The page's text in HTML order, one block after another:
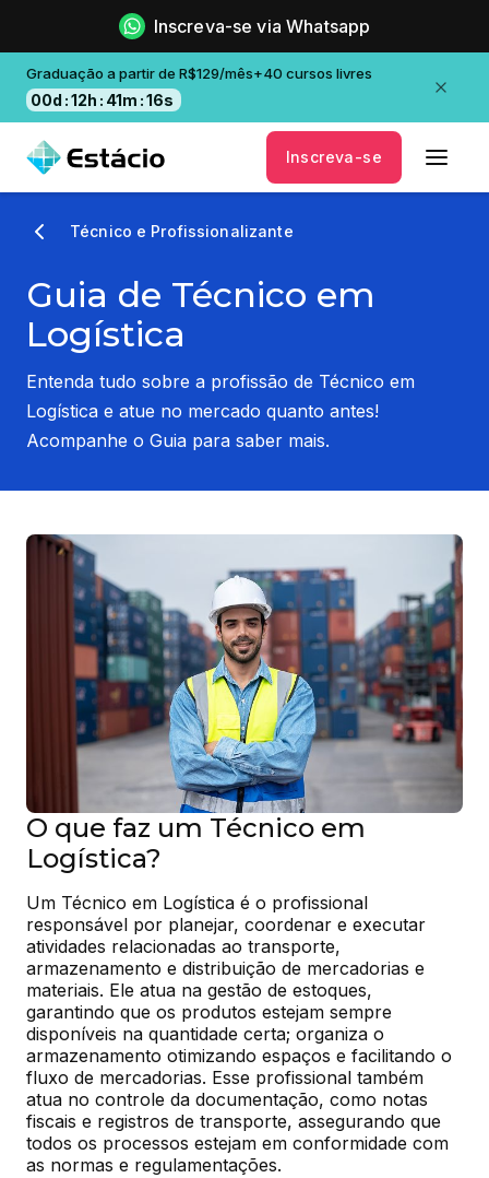
Inscreva-se via Whatsapp
Graduação a partir de R$129/mês+40 cursos livres
00d :12h : 41m :15s
Inscreva-se
Técnico e Profissionalizante
Guia de Técnico em
Logística
Entenda tudo sobre a profissão de Técnico em
Logística e atue no mercado quanto antes!
Acompanhe o Guia para saber mais.
O que faz um Técnico em
Logística?
Um Técnico em Logística é o profissional
responsável por planejar, coordenar e executar
atividades relacionadas ao transporte,
armazenamento e distribuição de mercadorias e
materiais. Ele atua na gestão de estoques,
garantindo que os produtos estejam sempre
disponíveis na quantidade certa; organiza o
armazenamento otimizando espaços e facilitando o
fluxo de mercadorias. Esse profissional também
atua no controle da documentação, como notas
fiscais e registros de transporte, assegurando que
todos os processos estejam em conformidade com
as normas e regulamentações.